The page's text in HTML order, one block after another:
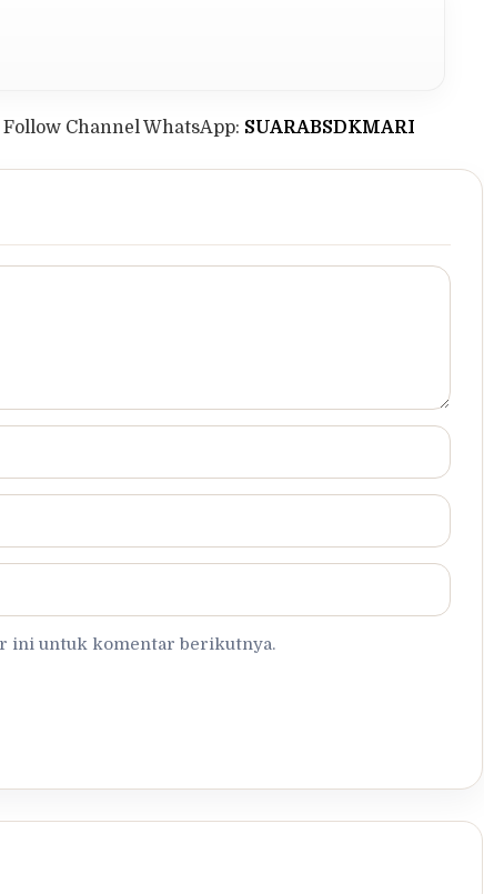
Follow Channel WhatsApp: SUARABSDKMARI
ini untuk komentar berikutnya.